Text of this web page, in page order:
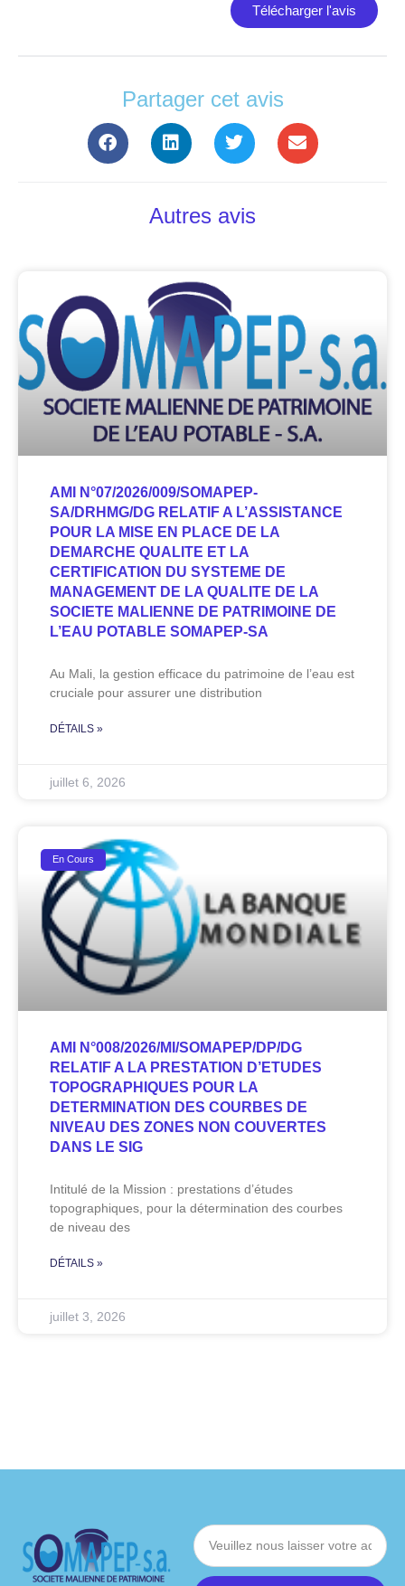
Télécharger l'avis
Partager cet avis
Autres avis
AMI N°07/2026/009/SOMAPEP-
SA/DRHMG/DG RELATIF A L’ASSISTANCE
POUR LA MISE EN PLACE DE LA
DEMARCHE QUALITE ET LA
CERTIFICATION DU SYSTEME DE
MANAGEMENT DE LA QUALITE DE LA
SOCIETE MALIENNE DE PATRIMOINE DE
L’EAU POTABLE SOMAPEP-SA
Au Mali, la gestion efficace du patrimoine de l’eau est
cruciale pour assurer une distribution
DÉTAILS »
juillet 6, 2026
En Cours
AMI N°008/2026/MI/SOMAPEP/DP/DG
RELATIF A LA PRESTATION D’ETUDES
TOPOGRAPHIQUES POUR LA
DETERMINATION DES COURBES DE
NIVEAU DES ZONES NON COUVERTES
DANS LE SIG
Intitulé de la Mission : prestations d’études
topographiques, pour la détermination des courbes
de niveau des
DÉTAILS »
juillet 3, 2026